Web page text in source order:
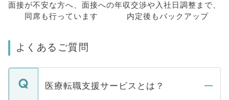
面接が不安な方へ、 面接への
同席も行っています
年収交渉や入社日調整まで、
内定後もバックアップ
よくあるご質問
医療転職支援サービスとは？